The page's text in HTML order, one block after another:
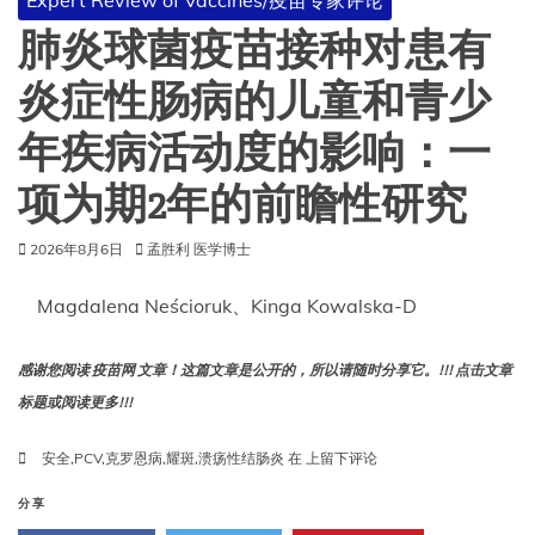
活
疫
苗
（JE-
I）
后
不
良
事
件
的
监
研
肺炎球菌疫苗接种对患有
炎症性肠病的儿童和青少
年疾病活动度的影响：一
项为期2年的前瞻性研究
2026年8月6日 孟胜利 医学博士
Magdalena Neścioruk、Kinga Kowalska-D
感谢您阅读 疫苗网 文章！这篇文章是公开的，所以请随时分享它。!!! 点击文章
标题或阅读更多!!!
安全,PCV,克罗恩病,耀斑,溃疡性结肠炎 在 肺
菌
上留下评论
分享